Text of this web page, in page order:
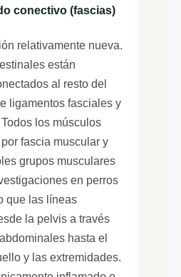
conectivo (fascias)
relativamente nueva.
están
al resto del
ligamentos fasciales y
los músculos
fascia muscular y
grupos musculares
en perros
que las líneas
la pelvis a través
hasta el
y las extremidades.